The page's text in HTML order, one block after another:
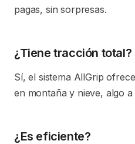
pagas, sin sorpresas.
¿Tiene tracción total?
Sí, el sistema AllGrip
en montaña y nieve, algo
¿Es eficiente?